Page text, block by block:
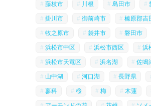
藤枝市 川根 島田市
掛川市 御前崎市 榛原郡吉
牧之原市 袋井市 磐田市
浜松市中区 浜松市西区 浜
浜松市天竜区 浜名湖 佐鳴
山中湖 河口湖 長野県
蓼科 桜 梅 木蓮